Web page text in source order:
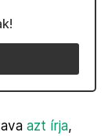
azt írja,